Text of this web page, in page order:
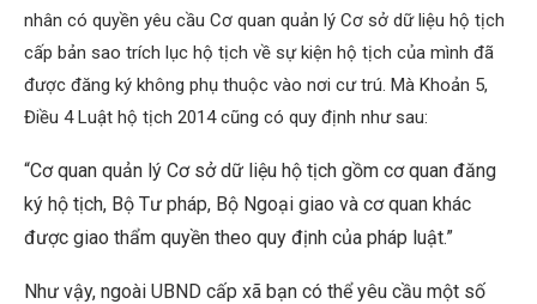
nhân có quyền yêu cầu Cơ quan quản lý Cơ sở dữ liệu hộ tịch
cấp bản sao trích lục hộ tịch về sự kiện hộ tịch của mình đã
được đăng ký không phụ thuộc vào nơi cư trú. Mà Khoản 5,
Điều 4 Luật hộ tịch 2014 cũng có quy định như sau:
“Cơ quan quản lý Cơ sở dữ liệu hộ tịch gồm cơ quan đăng
ký hộ tịch, Bộ Tư pháp, Bộ Ngoại giao và cơ quan khác
được giao thẩm quyền theo quy định của pháp luật.”
Như vậy, ngoài UBND cấp xã bạn có thể yêu cầu một số